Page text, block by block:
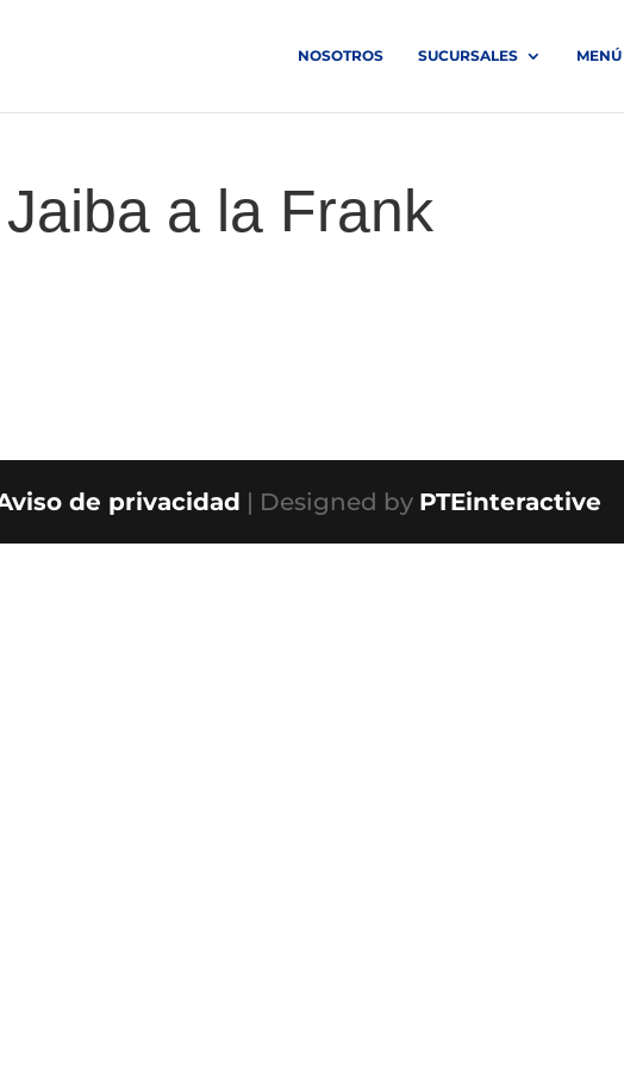
NOSOTROS SUCURSALES MENÚ
a la Frank
de privacidad | Designed by PTEinteractive